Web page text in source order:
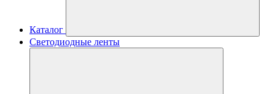
Каталог
Светодиодные ленты